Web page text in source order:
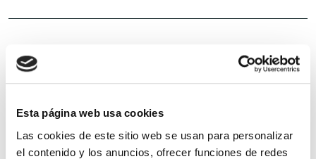
Esta página web usa cookies
Las cookies de este sitio web se usan para personalizar
el contenido y los anuncios, ofrecer funciones de redes